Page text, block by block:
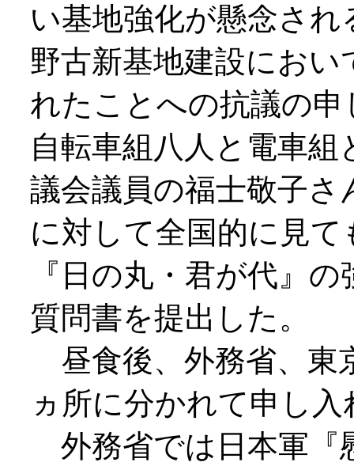
い基地強化が懸念さ
野古新基地建設にお
れたことへの抗議の
自転車組八人と電車
議会議員の福士敬子さ
に対して全国的に見
『日の丸・君が代』
質問書を提出した。
昼食後、外務省、東
ヵ所に分かれて申し
外務省では日本軍『